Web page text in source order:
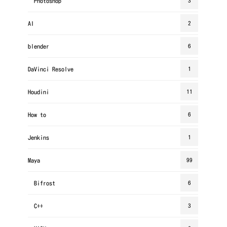
AI 2
blender 6
DaVinci Resolve 1
Houdini 11
How to 6
Jenkins 1
Maya 99
Bifrost 6
C++ 3